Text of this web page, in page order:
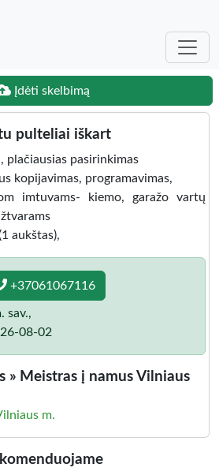
Įdėti skelbimą
pulteliai iškart
plačiausias pasirinkimas
kopijavimas, programavimas,
imtuvams- kiemo, garažo vartų
aukštas),
+37061067116
sav.,
08-02
» Meistras į namus Vilniaus
m.